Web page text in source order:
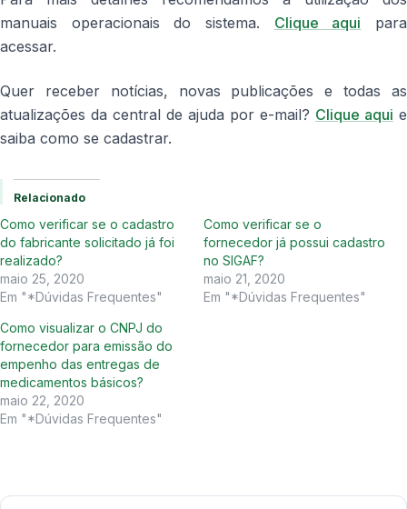
manuais operacionais do sistema. Clique aqui para
acessar.
Quer receber notícias, novas publicações e todas as
atualizações da central de ajuda por e-mail? Clique aqui e
saiba como se cadastrar.
Relacionado
Como verificar se o cadastro
do fabricante solicitado já foi
realizado?
maio 25, 2020
Em "*Dúvidas Frequentes"
Como verificar se o
fornecedor já possui cadastro
no SIGAF?
maio 21, 2020
Em "*Dúvidas Frequentes"
Como visualizar o CNPJ do
fornecedor para emissão do
empenho das entregas de
medicamentos básicos?
maio 22, 2020
Em "*Dúvidas Frequentes"